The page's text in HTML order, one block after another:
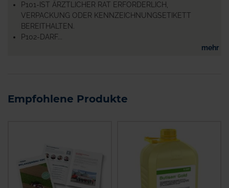
P101-IST ÄRZTLICHER RAT ERFORDERLICH,
VERPACKUNG ODER KENNZEICHNUNGSETIKETT
BEREITHALTEN.
P102-DARF...
mehr
Empfohlene Produkte